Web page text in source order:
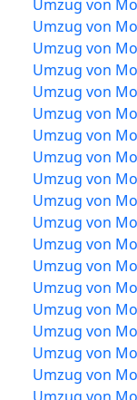
Umzug von
Umzug von
Umzug von
Umzug von
Umzug von
Umzug von
Umzug von
Umzug von
Umzug von
Umzug von
Umzug von
Umzug von
Umzug von
Umzug von
Umzug von
Umzug von
Umzug von
Umzug von